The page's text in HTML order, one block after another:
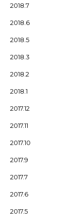
2018.7
2018.6
2018.5
2018.3
2018.2
2018.1
2017.12
2017.11
2017.10
2017.9
2017.7
2017.6
2017.5